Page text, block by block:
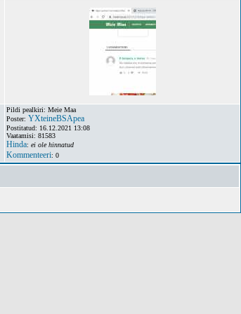
Pildi pealkiri: Meie Maa
Poster: YXteineBSApea
Postitatud: 16.12.2021 13:08
Vaatamisi: 81583
Hinda: ei ole hinnatud
Kommenteeri: 0